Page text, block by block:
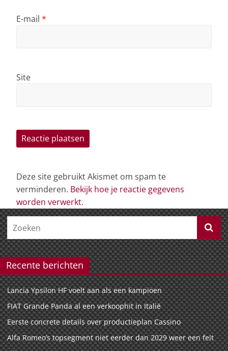
E-mail *
Site
Deze site gebruikt Akismet om spam te
verminderen. Bekijk hoe je reactie gegevens
worden verwerkt.
Recente berichten
Lancia Ypsilon HF voelt aan als een kampioen
FIAT Grande Panda al een verkoophit in Italië
Eerste concrete details over productieplan Cassino
Alfa Romeo’s topsegment niet eerder dan 2029 weer een feit